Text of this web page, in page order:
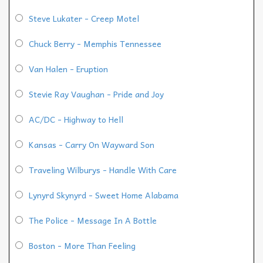
Steve Lukater - Creep Motel
Chuck Berry - Memphis Tennessee
Van Halen - Eruption
Stevie Ray Vaughan - Pride and Joy
AC/DC - Highway to Hell
Kansas - Carry On Wayward Son
Traveling Wilburys - Handle With Care
Lynyrd Skynyrd - Sweet Home Alabama
The Police - Message In A Bottle
Boston - More Than Feeling